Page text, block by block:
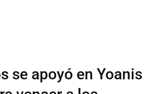
se apoyó en Yoanis